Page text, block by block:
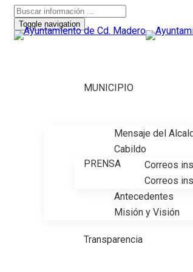
Toggle navigation
MUNICIPIO
Mensaje del
Cabildo
Correos
Correos
Antecedentes
Misión y Visión
PRENSA
Transparencia